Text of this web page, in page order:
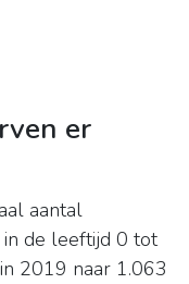
er
aantal
de leeftijd 0 tot
2019 naar 1.063